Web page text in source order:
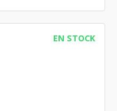
EN STOCK